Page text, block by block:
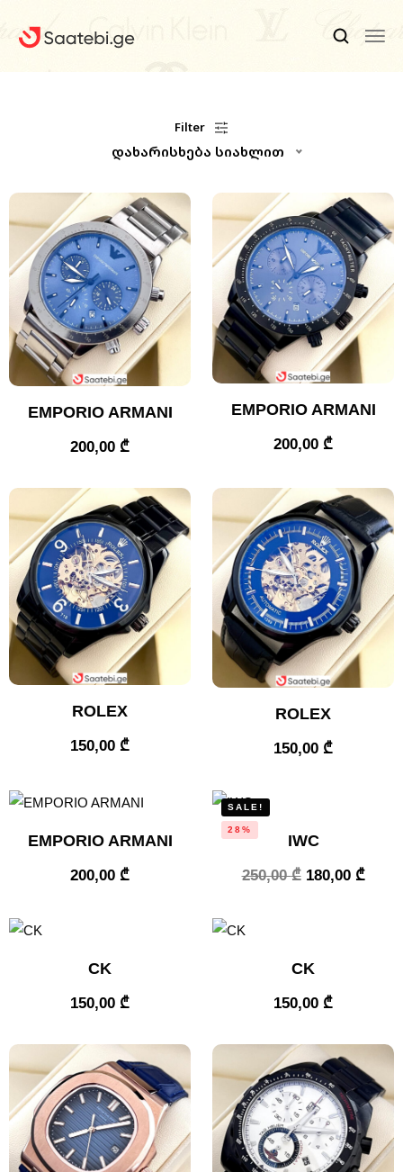
Კაცის Საათები
Ქალის Საათები
Ფასდაკლებები
Აქსესუარები
Ჩვენ Შესახებ
Კონტაქტი
Filter
დახარისხება სიახლით
EMPORIO ARMANI
200,00 ₾
EMPORIO ARMANI
200,00 ₾
ROLEX
150,00 ₾
ROLEX
150,00 ₾
EMPORIO ARMANI
200,00 ₾
SALE!
28%
IWC
250,00₾ 180,00 ₾
CK
150,00 ₾
CK
150,00 ₾